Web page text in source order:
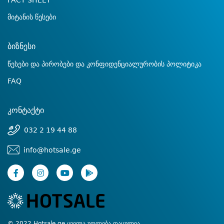
მიტანის წესები
ბიზნესი
წესები და პირობები და კონფიდენციალურობის პოლიტიკა
FAQ
კონტაქტი
032 2 19 44 88
info@hotsale.ge